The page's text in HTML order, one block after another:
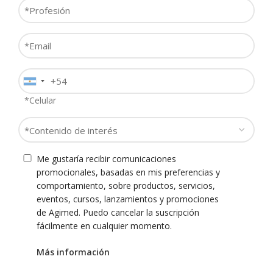
Casa Central: Cullen 5769 - CABA - (C1431BXS)
Sucursal Córdoba: Av. Poeta Lugones 340 Piso 7 Depto. B
Profesión
*
Email
*
Teléfono
*
*Celular
Contenido
de
interés
Consentimiento
Me gustaría recibir comunicaciones
promocionales, basadas en mis preferencias y
comportamiento, sobre productos, servicios,
eventos, cursos, lanzamientos y promociones
de Agimed. Puedo cancelar la suscripción
fácilmente en cualquier momento.
Más información